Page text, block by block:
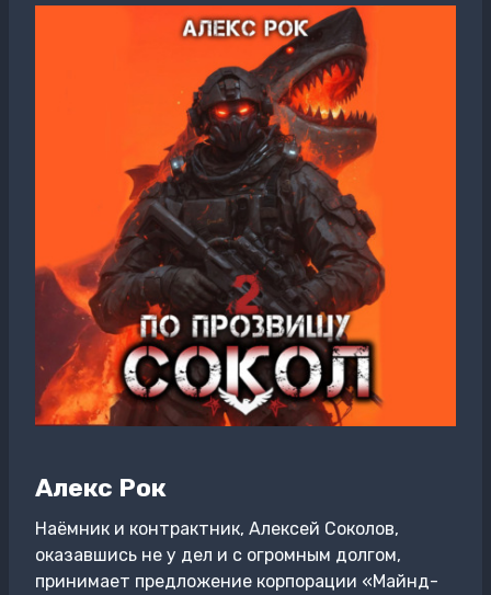
Алекс Рок
Наёмник и контрактник, Алексей Соколов,
оказавшись не у дел и с огромным долгом,
принимает предложение корпорации «Майнд-